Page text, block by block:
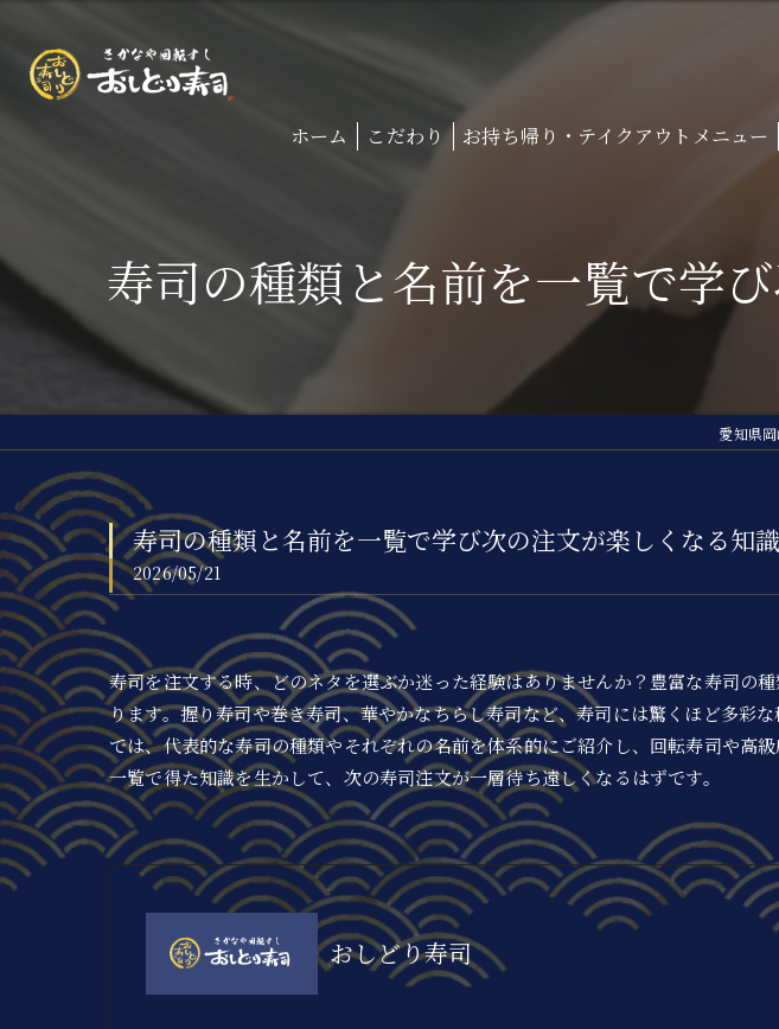
ホーム こだわり お持ち帰り・テイクアウトメニュー
寿司の種類と名前を一覧で学
愛知県
寿司の種類と名前を一覧で学び次の注文が楽しくなる知
2026/05/21
寿司を注文する時、どのネタを選ぶか迷った経験はありませんか？豊富な寿司の
ります。握り寿司や巻き寿司、華やかなちらし寿司など、寿司には驚くほど多彩
では、代表的な寿司の種類やそれぞれの名前を体系的にご紹介し、回転寿司や高
一覧で得た知識を生かして、次の寿司注文が一層待ち遠しくなるはずです。
おしどり寿司